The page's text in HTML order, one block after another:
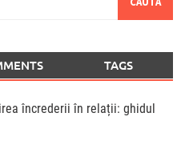
TAGS
încrederii în relații: ghidul